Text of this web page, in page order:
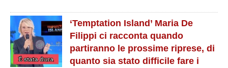
‘Temptation Island’ Maria De
Filippi ci racconta quando
partiranno le prossime riprese, di
quanto sia stato difficile fare i